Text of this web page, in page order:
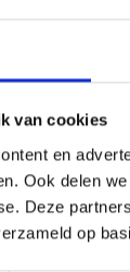
van cookies
en
Ook delen
Deze
op
Grootverpakking